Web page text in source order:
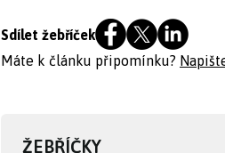
Sdílet žebříček
Máte k článku připomínku?
ŽEBŘÍČKY